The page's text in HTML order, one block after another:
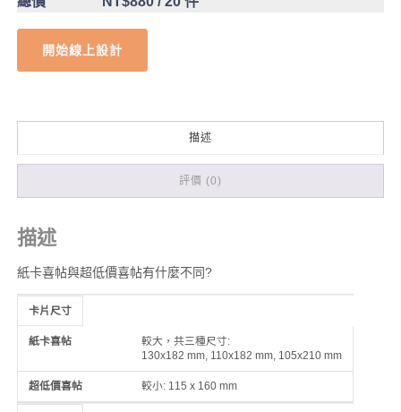
開始線上設計
描述
評價 (0)
描述
紙卡喜帖與超低價喜帖有什麼不同?
比較
卡片尺寸
較大，共三種尺寸:
130x182 mm, 110x182 mm, 105x210 mm
較小: 115 x 160 mm